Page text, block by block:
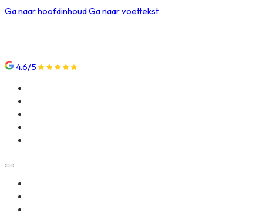
Ga naar hoofdinhoudGa naar voettekst
4.6/5